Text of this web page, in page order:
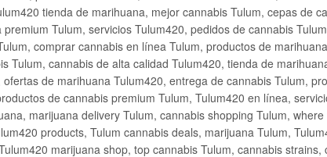
tienda de marihuana, mejor cannabis Tulum, cepas de
Tulum, servicios Tulum420, pedidos de cannabis
comprar cannabis en línea Tulum, productos de marihuana
cannabis de alta calidad Tulum420, tienda de
de marihuana Tulum420, entrega de cannabis Tulum,
de cannabis premium Tulum, Tulum420 en línea,
marijuana delivery Tulum, cannabis shopping Tulum,
products, Tulum cannabis deals, marijuana Tulum,
marijuana shop, top cannabis Tulum, cannabis strains,